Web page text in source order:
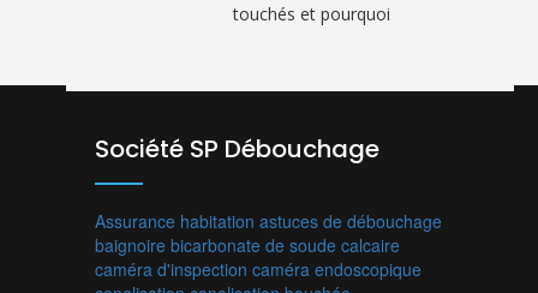
touchés et pourquoi
Société SP Débouchage
Assurance habitation astuces de débouchage
baignoire bicarbonate de soude calcaire
caméra d'inspection caméra endoscopique